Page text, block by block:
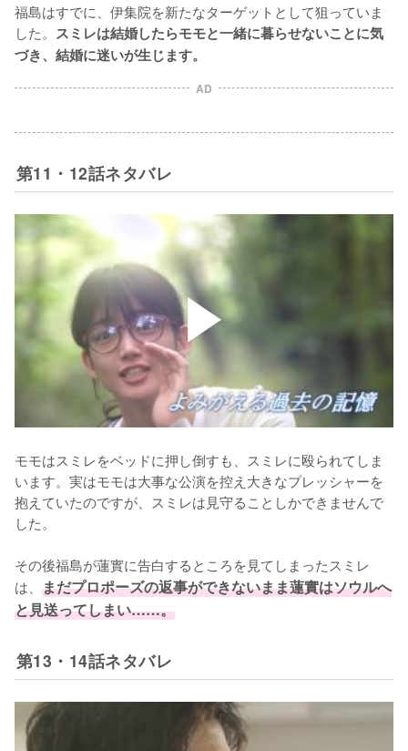
福島はすでに、伊集院を新たなターゲットとして狙っていま
した。 スミレは結婚したらモモと一緒に暮らせないことに気
づき、結婚に迷いが生じます。
AD
第11・12話ネタバレ
モモはスミレをベッドに押し倒すも、スミレに殴られてしま
います。実はモモは大事な公演を控え大きなプレッシャーを
抱えていたのですが、スミレは見守ることしかできませんで
した。
その後福島が蓮實に告白するところを見てしまったスミレ
は、 まだプロポーズの返事ができないまま蓮實はソウルへ
と見送ってしまい……。
第13・14話ネタバレ